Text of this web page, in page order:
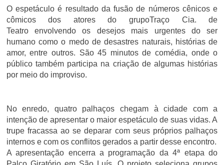
O espetáculo é resultado da fusão de números cênicos e
cômicos dos atores do grupoTraço Cia. de
Teatroenvolvendo os desejos mais urgentes do ser
humano como o medo de desastres naturais, histórias de
amor, entre outros. São 45 minutos de comédia, onde o
público também participa na criação de algumas histórias
por meio do improviso.
No enredo, quatro palhaços chegam à cidade com a
intenção de apresentar o maior espetáculo de suas vidas. A
trupe fracassa ao se deparar com seus próprios palhaços
internos e com os conflitos gerados a partir desse encontro.
A apresentação encerra a programação da 4ª etapa do